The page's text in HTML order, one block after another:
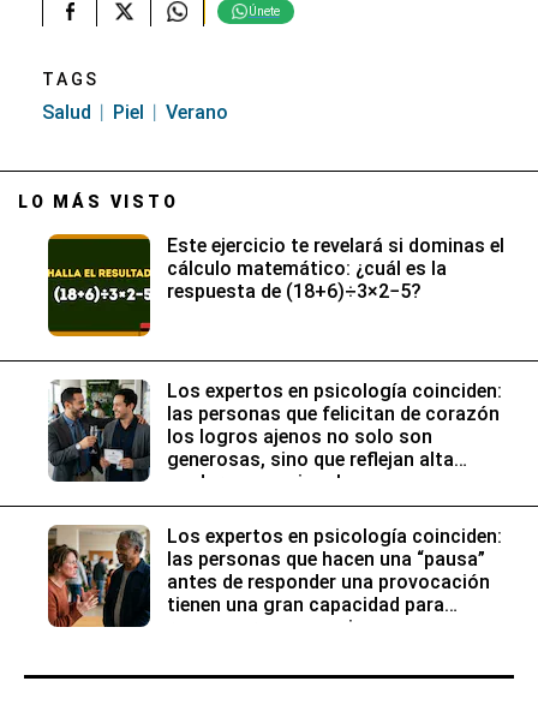
Únete
TAGS
Salud Piel Verano
LO MÁS VISTO
Este ejercicio te revelará si dominas el
cálculo matemático: ¿cuál es la
respuesta de (18+6)÷3×2−5?
Los expertos en psicología coinciden:
las personas que felicitan de corazón
los logros ajenos no solo son
generosas, sino que reflejan alta
madurez emocional
Los expertos en psicología coinciden:
las personas que hacen una “pausa”
antes de responder una provocación
tienen una gran capacidad para
reconocer sus emociones